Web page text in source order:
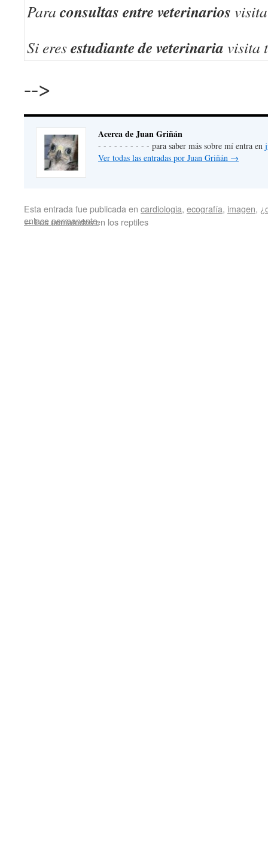
Para consultas entre veterinarios
Si eresestudiante de veterinaria visita
-->
Acerca de Juan Griñán
- - - - - - - - - - para saber más sobre mí entra en
Ver todas las entradas por Juan Griñán →
Esta entrada fue publicada en cardiologia, ecografía, imagen,
enlace permanente.
←Los nematodos en los reptiles